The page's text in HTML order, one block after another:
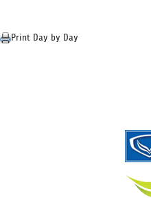
Print Day by Day